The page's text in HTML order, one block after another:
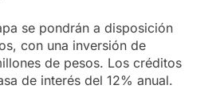
se pondrán a disposición
con una inversión de
de pesos. Los créditos
de interés del 12% anual.